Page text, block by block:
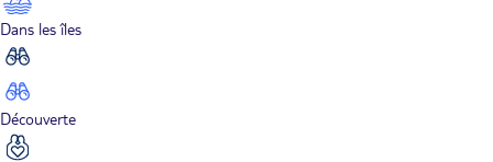
Dans les îles
Découverte